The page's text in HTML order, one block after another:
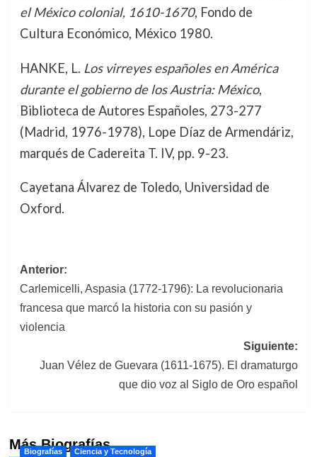
el México colonial, 1610-1670, Fondo de
Cultura Económico, México 1980.
HANKE, L. Los virreyes españoles en América
durante el gobierno de los Austria: México,
Biblioteca de Autores Españoles, 273-277
(Madrid, 1976-1978), Lope Díaz de Armendáriz,
marqués de Cadereita T. IV, pp. 9-23.
Cayetana Álvarez de Toledo, Universidad de
Oxford.
Navegación
de
entradas
Anterior:
Carlemicelli, Aspasia (1772-1796): La revolucionaria
francesa que marcó la historia con su pasión y
violencia
Siguiente:
Juan Vélez de Guevara (1611-1675). El dramaturgo
que dio voz al Siglo de Oro español
Más Biografías
Biografías Ciencia y Tecnología